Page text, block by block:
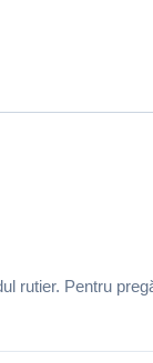
rutier. Pentru